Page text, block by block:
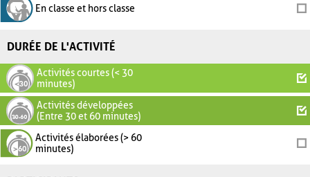
En classe et hors classe
DURÉE DE L'ACTIVITÉ
Activités courtes (< 30
minutes)
Activités développées
(Entre 30 et 60 minutes)
Activités élaborées (> 60
minutes)